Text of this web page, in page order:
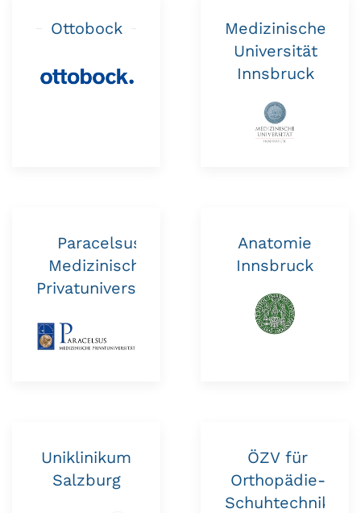
Ottobock
Medizinische
Universität
Innsbruck
Paracelsus
Medizinische
Privatuniversität
Anatomie
Innsbruck
Uniklinikum
Salzburg
ÖZV für
Orthopädie-
Schuhtechnik